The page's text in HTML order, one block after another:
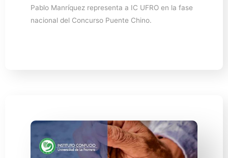
Pablo Manríquez representa a IC UFRO en la fase
nacional del Concurso Puente Chino.